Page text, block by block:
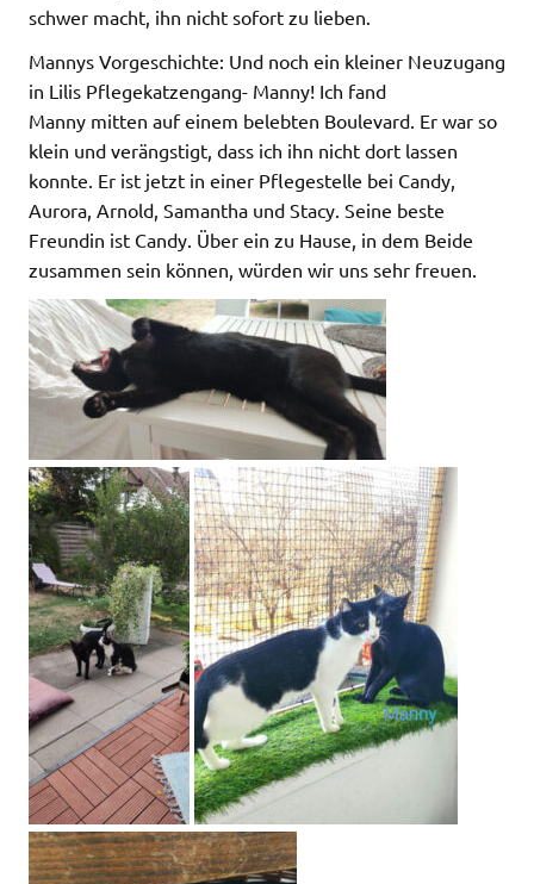
schwer macht, ihn nicht sofort zu lieben.
Mannys Vorgeschichte: Und noch ein kleiner Neuzugang
in Lilis Pflegekatzengang- Manny! Ich fand
Manny mitten auf einem belebten Boulevard. Er war so
klein und verängstigt, dass ich ihn nicht dort lassen
konnte. Er ist jetzt in einer Pflegestelle bei Candy,
Aurora, Arnold, Samantha und Stacy. Seine beste
Freundin ist Candy. Über ein zu Hause, in dem Beide
zusammen sein können, würden wir uns sehr freuen.